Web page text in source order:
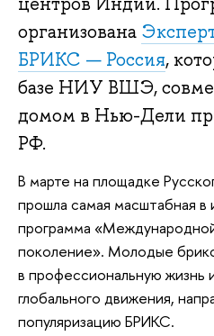
организована
БРИКС — Россия,
базе НИУ ВШЭ,
домом в Нью-Дели
РФ.
В марте на площадке
прошла самая масштабная в
программа
поколение». Молодые
в профессиональную жизнь
глобального движения,
популяризацию БРИКС.